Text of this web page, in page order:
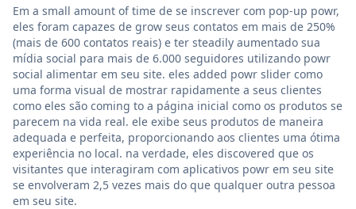
Em a small amount of time de se inscrever com pop-up powr,
eles foram capazes de grow seus contatos em mais de 250%
(mais de 600 contatos reais) e ter steadily aumentado sua
mídia social para mais de 6.000 seguidores utilizando powr
social alimentar em seu site. eles added powr slider como
uma forma visual de mostrar rapidamente a seus clientes
como eles são coming to a página inicial como os produtos se
parecem na vida real. ele exibe seus produtos de maneira
adequada e perfeita, proporcionando aos clientes uma ótima
experiência no local. na verdade, eles discovered que os
visitantes que interagiram com aplicativos powr em seu site
se envolveram 2,5 vezes mais do que qualquer outra pessoa
em seu site.